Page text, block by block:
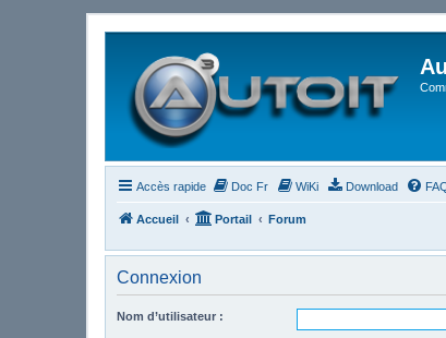
Accès rapide Doc Fr WiKi Download
Accueil Portail Forum
Connexion
Nom d’utilisateur :